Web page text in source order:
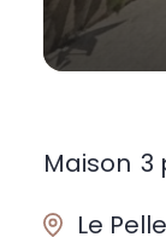
Maison 3
Le